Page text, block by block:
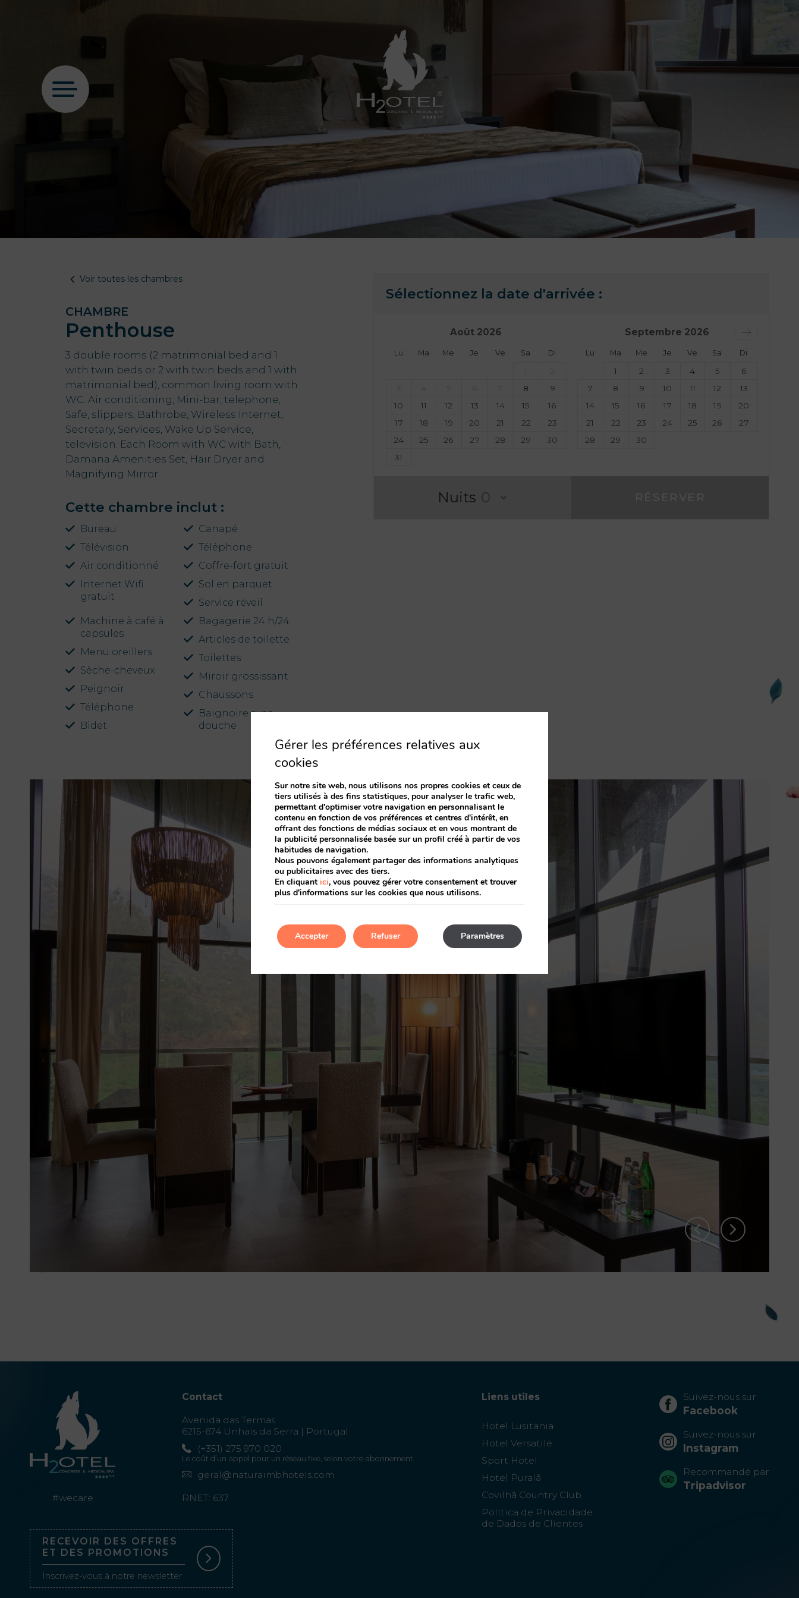
Home
Aquadome
Services
My Natura
Galerie de
Contact
Localisation
Infos
Voir toutes les chambres
CHAMBRE
Penthouse
3 double rooms (2 matrimonial bed and 1
with twin beds or 2 with twin beds and 1 with
matrimonial bed), common living room with
WC. Air conditioning, Mini-bar, telephone,
Safe, slippers, Bathrobe, Wireless Internet,
Secretary, Services, Wake Up Service,
television. Each Room with WC with Bath,
Damana Amenities Set, Hair Dryer and
Magnifying Mirror.
Cette chambre inclut :
Bureau
Canapé
Télévision
Téléphone
Air conditionné
Coffre-fort gratuit
Internet Wifi
gratuit
Sol en parquet
Service réveil
Bagagerie 24 h/24
Machine à café à
capsules
Articles de toilette
Menu oreillers
Toilettes
Sèche-cheveux
Miroir grossissant
Peignoir
Chaussons
Téléphone
Baignoire avec
douche
Bidet
Sélectionnez la date d'arrivée :
Août 2026
Lu Ma Me Je Ve Sa Di
8
9
10
11 12 13 14 15
16
17
18 19 20 21 22
23
24
25 26 27 28 29
30
31
Septembre 2026
Lu Ma Me Je Ve Sa Di
1 2 3 4 5
6
7
8 9 10 11 12
13
14
15 16 17 18 19
20
21
22 23 24 25 26
27
28
29 30
Nuits
#wecare
Contact
Avenida das Termas
6215-674 Unhais da Serra | Portugal
(+351) 275 970 020
Le coût d’un appel pour un réseau fixe, selon votre abonnement.
geral@naturaimbhotels.com
RNET: 637
Liens utiles
Hotel Lusitania
Hotel Versatile
Sport Hotel
Hotel Puralã
Covilhã Country Club
Politica de Privacidade
de Dados de Clientes
Suivez-nous sur
Facebook
Suivez-nous sur
Instagram
Recommandé par
Tripadvisor
RECEVOIR DES OFFRES
ET DES PROMOTIONS
Inscrivez-vous à notre newsletter
Gérer les préférences relatives aux
cookies
Sur notre site web, nous utilisons nos propres cookies et ceux de
tiers utilisés à des fins statistiques, pour analyser le trafic web,
permettant d'optimiser votre navigation en personnalisant le
contenu en fonction de vos préférences et centres d'intérêt, en
offrant des fonctions de médias sociaux et en vous montrant de
la publicité personnalisée basée sur un profil créé à partir de vos
habitudes de navigation.
Nous pouvons également partager des informations analytiques
ou publicitaires avec des tiers.
En cliquant ici, vous pouvez gérer votre consentement et trouver
plus d'informations sur les cookies que nous utilisons.
Accepter Paramètres
Refuser